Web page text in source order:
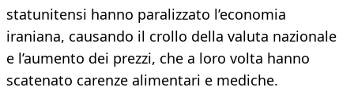
statunitensi hanno paralizzato l’economia
iraniana, causando il crollo della valuta nazionale
e l’aumento dei prezzi, che a loro volta hanno
scatenato carenze alimentari e mediche.